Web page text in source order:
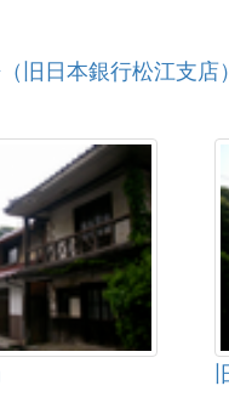
旧日本銀行松江支店